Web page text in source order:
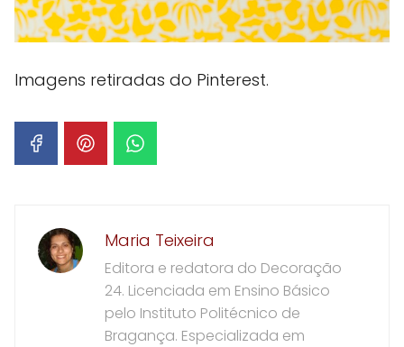
Imagens retiradas do Pinterest.
Maria Teixeira
Editora e redatora do Decoração
24. Licenciada em Ensino Básico
pelo Instituto Politécnico de
Bragança. Especializada em